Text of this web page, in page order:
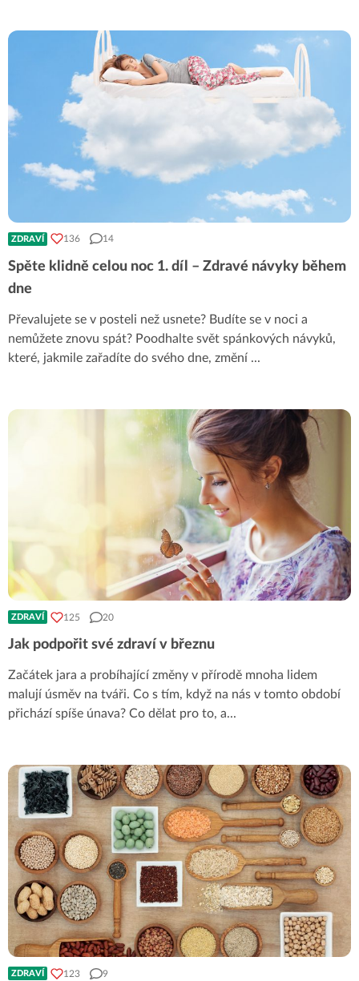
ZDRAVÍ 136 14
Spěte klidně celou noc 1. díl – Zdravé návyky během
dne
Převalujete se v posteli než usnete? Budíte se v noci a
nemůžete znovu spát? Poodhalte svět spánkových návyků,
které, jakmile zařadíte do svého dne, změní ...
ZDRAVÍ 125 20
Jak podpořit své zdraví v březnu
Začátek jara a probíhající změny v přírodě mnoha lidem
malují úsměv na tváři. Co s tím, když na nás v tomto období
přichází spíše únava? Co dělat pro to, a...
ZDRAVÍ 123 9